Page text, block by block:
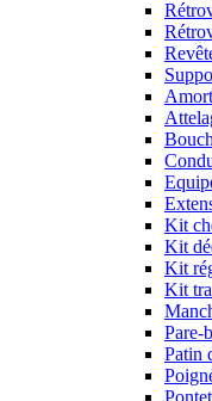
Kit
Kit
Kit
Kit
Pare-
Patin